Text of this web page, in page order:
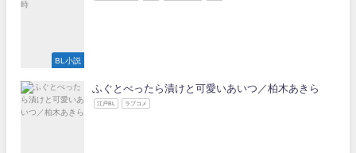
BL小説
ふぐとべったら漬けと可愛いあいつ／柏木あきら
江戸BL ラブコメ